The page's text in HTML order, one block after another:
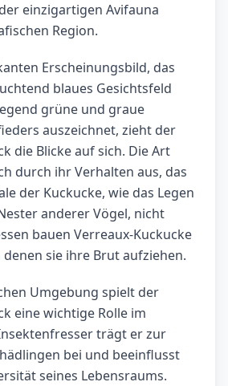
einzigartigen Avifauna
Region.
Erscheinungsbild, das
blaues Gesichtsfeld
grüne und graue
auszeichnet, zieht der
die Blicke auf sich. Die Art
durch ihr Verhalten aus, das
der Kuckucke, wie das Legen
anderer Vögel, nicht
bauen Verreaux-Kuckucke
denen sie ihre Brut aufziehen.
Umgebung spielt der
eine wichtige Rolle im
trägt er zur
bei und beeinflusst
seines Lebensraums.